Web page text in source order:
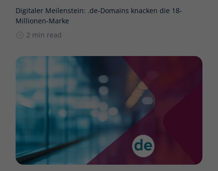
Digitaler Meilenstein: .de-Domains knacken die 18-
Millionen-Marke
2 min read